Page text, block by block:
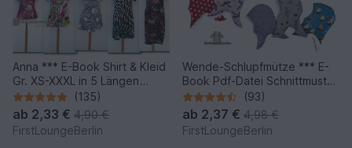
Anna *** E-Book Shirt & Kleid
Gr. XS-XXXL in 5 Längen
Nähanleitung mit
Schnittmuster Design von
firstloungeberlin
(135)
ab 2,33 € 4,90 €
FirstLoungeBerlin
Wende-Schlupfmütze *** E-
Book Pdf-Datei Schnittmuster
und Nähanleitung für die
ganze Familie in 6 Größen
von firstloungeberlin
(93)
ab 2,37 € 4,98 €
FirstLoungeBerlin